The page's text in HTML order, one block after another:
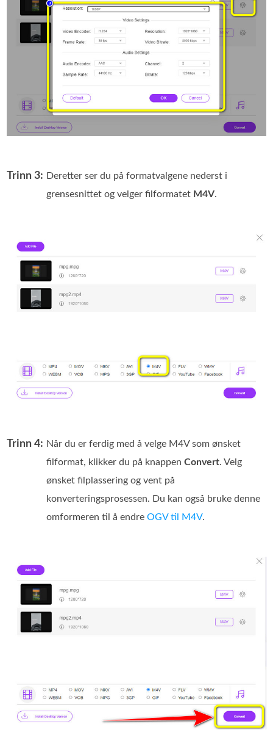
Trinn 3: Deretter ser du på formatvalgene nederst i
grensesnittet og velger filformatet M4V.
Trinn 4: Når du er ferdig med å velge M4V som ønsket
filformat, klikker du på knappenConvert. Velg
ønsket filplassering og vent på
konverteringsprosessen. Du kan også bruke denne
omformeren til å endreOGV til M4V.